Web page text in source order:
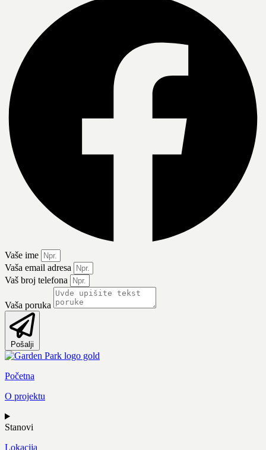
Vaše ime
Vaša email adresa
Vaš broj telefona
Vaša poruka
Pošalji
Početna
O projektu
Stanovi
Lokacija